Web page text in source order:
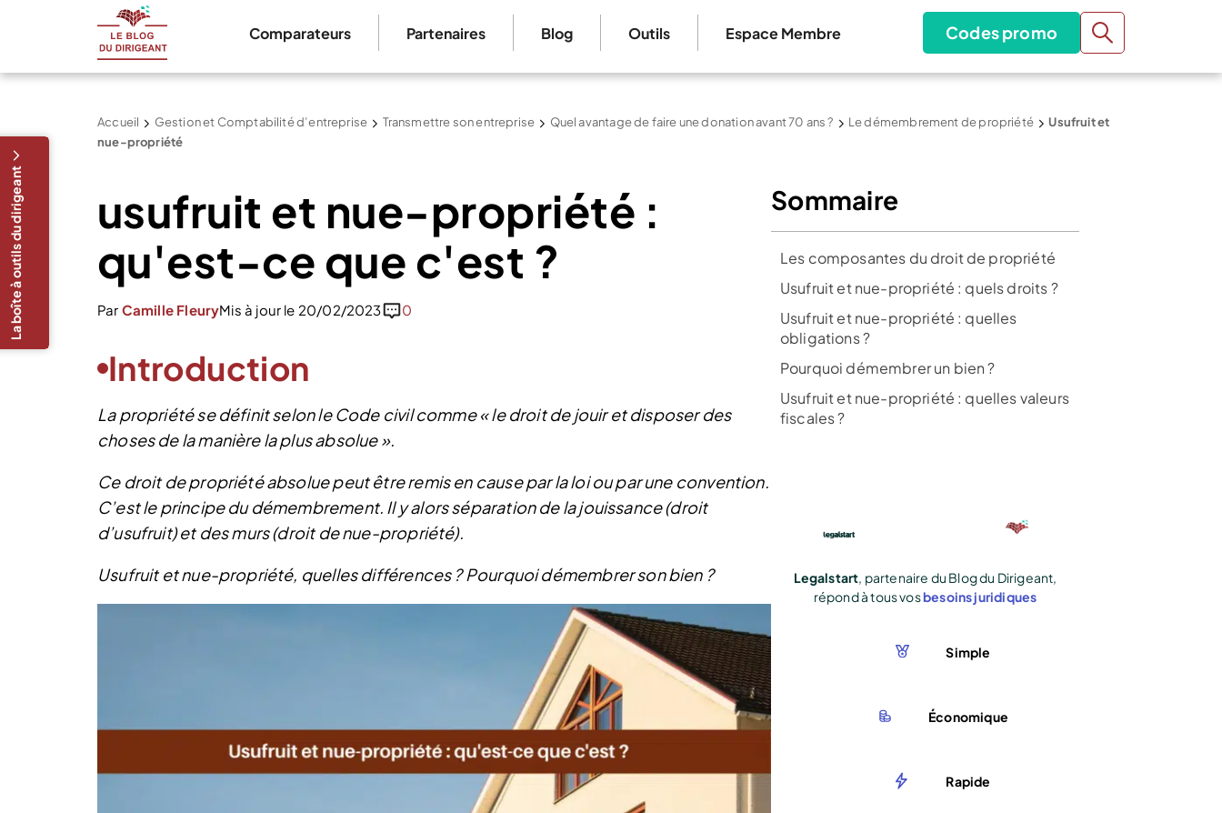
Comparateurs Partenaires Blog Outils Espace Membre Codes promo
Accueil Gestion et Comptabilité d’entreprise Transmettre son entreprise Quel avantage de faire une donation avant 70 ans ? Le démembrement de propriété
Usufruit et
nue-propriété
usufruit et nue-propriété :
qu'est-ce que c'est ?
Par Camille FleuryMis à jour le 20/02/2023 0
Introduction
La propriété se définit selon le Code civil comme « le droit de jouir et disposer des
choses de la manière la plus absolue ».
Ce droit de propriété absolue peut être remis en cause par la loi ou par une convention.
C’est le principe du démembrement. Il y alors séparation de la jouissance (droit
d’usufruit) et des murs (droit de nue-propriété).
Usufruit et nue-propriété, quelles différences ? Pourquoi démembrer son bien ?
La boîte à outils du dirigeant Sommaire
Les composantes du droit de propriété
Usufruit et nue-propriété : quels droits ?
Usufruit et nue-propriété : quelles
obligations ?
Pourquoi démembrer un bien ?
Usufruit et nue-propriété : quelles valeurs
fiscales ?
Legalstart, partenaire du Blog du Dirigeant,
répond à tous vosbesoins juridiques
Simple
Économique
Rapide